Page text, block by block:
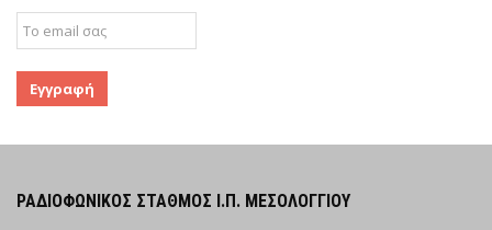
ΡΑΔΙΟΦΩΝΙΚΌΣ ΣΤΑΘΜΌΣ Ι.Π. ΜΕΣΟΛΟΓΓΊΟΥ